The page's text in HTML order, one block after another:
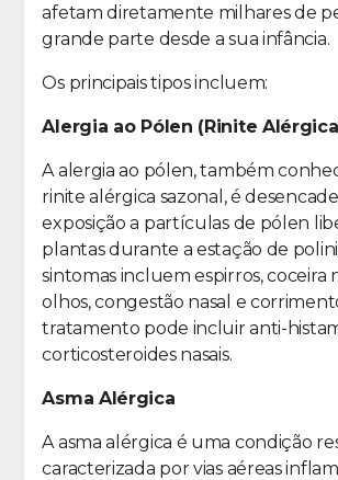
afetam diretamente milhares de
grande parte desde a sua infância.
Os principais tipos incluem:
Alergia ao Pólen (Rinite
A alergia ao pólen, também
rinite alérgica sazonal, é
exposição a partículas de pólen
plantas durante a estação de
sintomas incluem espirros, coceira
olhos, congestão nasal e
tratamento pode incluir anti-
corticosteroides nasais.
Asma Alérgica
A asma alérgica é uma condição
caracterizada por vias aéreas